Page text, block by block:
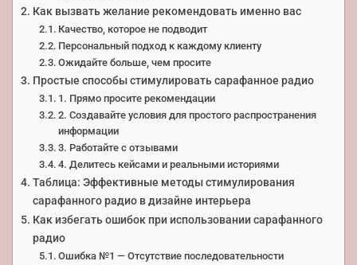
Как вызвать желание рекомендовать именно вас
Качество, которое не подводит
Персональный подход к каждому клиенту
Ожидайте больше, чем просите
Простые способы стимулировать сарафанное радио
1. Прямо просите рекомендации
2. Создавайте условия для простого распространения
информации
3. Работайте с отзывами
4. Делитесь кейсами и реальными историями
Таблица: Эффективные методы стимулирования
сарафанного радио в дизайне интерьера
Как избегать ошибок при использовании сарафанного
радио
Ошибка №1 — Отсутствие последовательности